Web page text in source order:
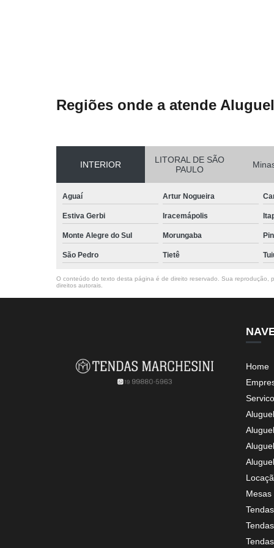
Regiões onde a atende
INTERIOR
LITORAL DE SÃO
PAULO
Aguaí Artur Nogueira
Estiva Gerbi Iracemápolis
Monte Alegre do Sul Morungaba
São Pedro Tietê
O conteúdo do texto desta página é de direito reservado. Sua reprodução,
direitos autorais
Home
Mesas